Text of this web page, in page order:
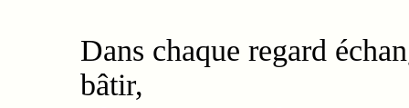
Dans chaque regard
bâtir,